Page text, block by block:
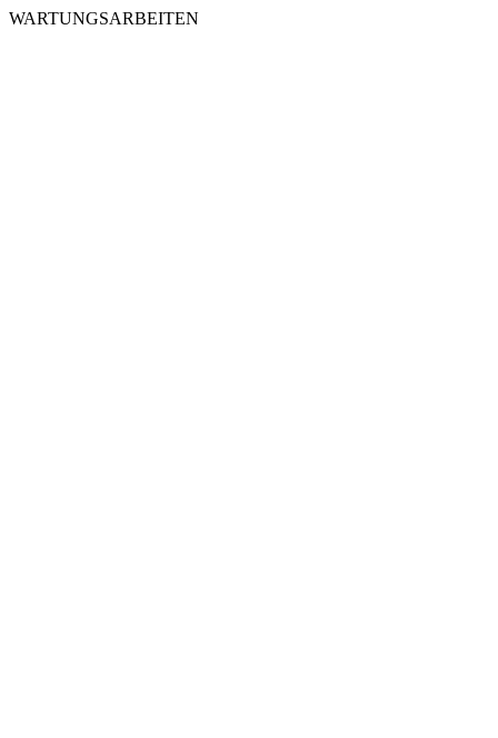
WARTUNGSARBEITEN